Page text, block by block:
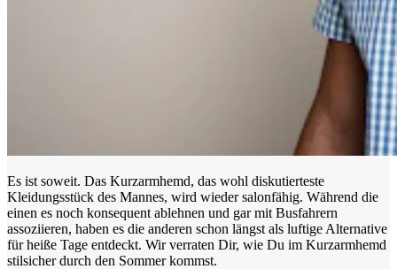
Es ist soweit. Das Kurzarmhemd, das wohl diskutierteste
Kleidungsstück des Mannes, wird wieder salonfähig. Während die
einen es noch konsequent ablehnen und gar mit Busfahrern
assoziieren, haben es die anderen schon längst als luftige Alternative
für heiße Tage entdeckt. Wir verraten Dir, wie Du im Kurzarmhemd
stilsicher durch den Sommer kommst.